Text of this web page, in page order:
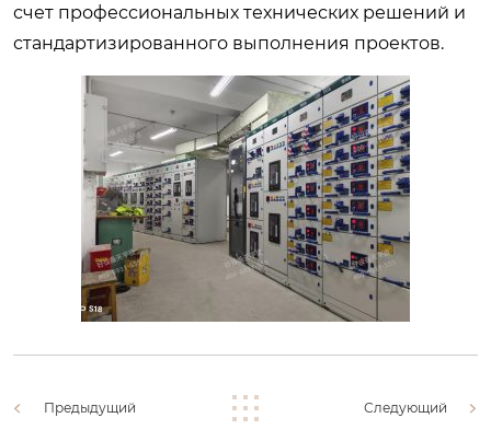
счет профессиональных технических решений и
стандартизированного выполнения проектов.
Предыдущий Следующий